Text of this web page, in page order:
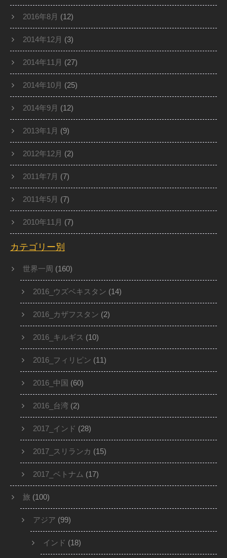
2016年8月 (12)
2014年12月 (3)
2014年11月 (27)
2014年10月 (25)
2014年9月 (12)
2013年1月 (9)
2012年12月 (2)
2011年7月 (7)
2011年5月 (7)
2010年11月 (7)
カテゴリー別
世界一周 (160)
2016_ウズベキスタン (14)
2016_カザフスタン (2)
2016_キルギス (10)
2016_フィリピン (11)
2016_中国 (60)
2016_台湾 (2)
2017_インド (28)
2017_スリランカ (15)
2017_ベトナム (17)
旅 (100)
アジア (99)
インド (18)